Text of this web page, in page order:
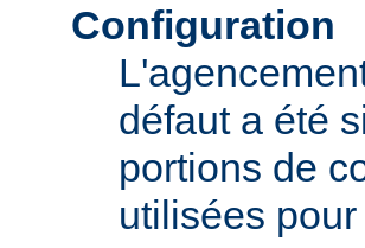
Configuration
défaut a été
portions de
utilisées